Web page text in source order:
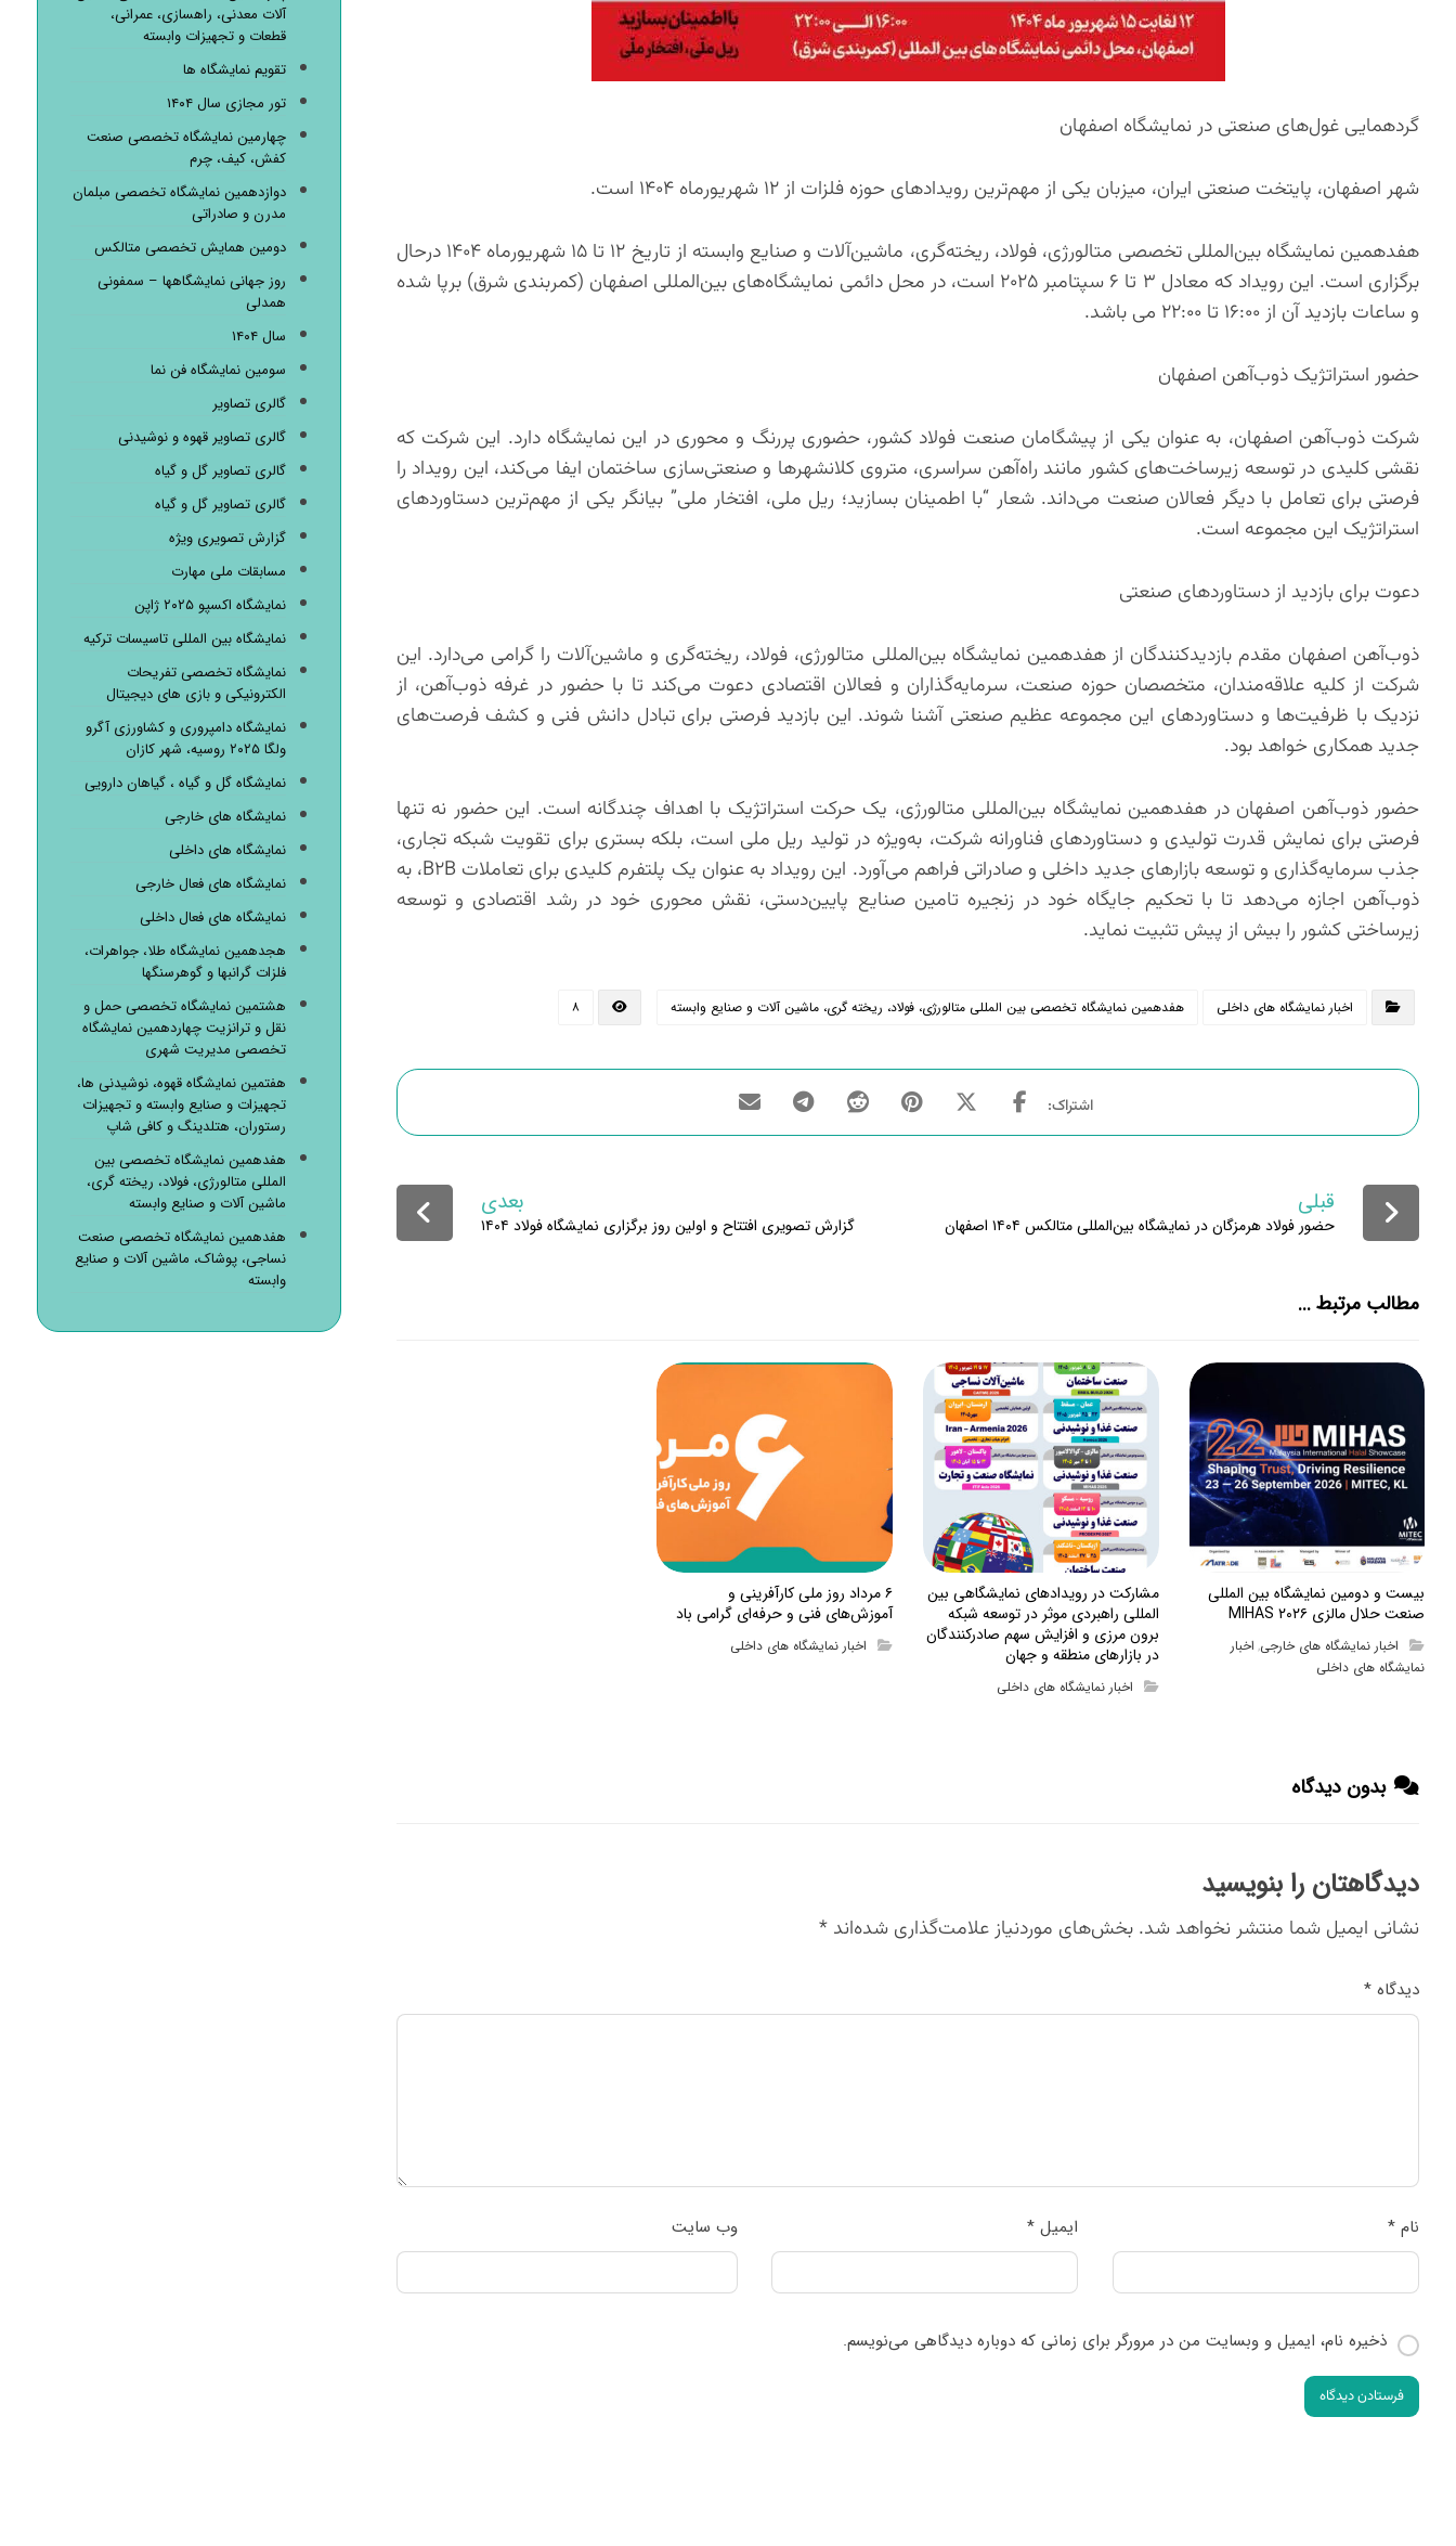
گردهمایی غول‌های صنعتی در نمایشگاه اصفهان
شهر اصفهان، پایتخت صنعتی ایران، میزبان یکی از مهم‌ترین رویدادهای حوزه فلزات از ۱۲ شهریورماه ۱۴۰۴ است.
هفدهمین نمایشگاه بین‌المللی تخصصی متالورژی، فولاد، ریخته‌گری، ماشین‌آلات و صنایع وابسته از تاریخ ۱۲ تا ۱۵ شهریورماه ۱۴۰۴ درحال
برگزاری است. این رویداد که معادل ۳ تا ۶ سپتامبر ۲۰۲۵ است، در محل دائمی نمایشگاه‌های بین‌المللی اصفهان (کمربندی شرق) برپا شده
و ساعات بازدید آن از ۱۶:۰۰ تا ۲۲:۰۰ می باشد.
حضور استراتژیک ذوب‌آهن اصفهان
شرکت ذوب‌آهن اصفهان، به عنوان یکی از پیشگامان صنعت فولاد کشور، حضوری پررنگ و محوری در این نمایشگاه دارد. این شرکت که
نقشی کلیدی در توسعه زیرساخت‌های کشور مانند راه‌آهن سراسری، متروی کلانشهرها و صنعتی‌سازی ساختمان ایفا می‌کند، این رویداد را
فرصتی برای تعامل با دیگر فعالان صنعت می‌داند. شعار “با اطمینان بسازید؛ ریل ملی، افتخار ملی” بیانگر یکی از مهم‌ترین دستاوردهای
استراتژیک این مجموعه است.
دعوت برای بازدید از دستاوردهای صنعتی
ذوب‌آهن اصفهان مقدم بازدیدکنندگان از هفدهمین نمایشگاه بین‌المللی متالورژی، فولاد، ریخته‌گری و ماشین‌آلات را گرامی می‌دارد. این
شرکت از کلیه علاقه‌مندان، متخصصان حوزه صنعت، سرمایه‌گذاران و فعالان اقتصادی دعوت می‌کند تا با حضور در غرفه ذوب‌آهن، از
نزدیک با ظرفیت‌ها و دستاوردهای این مجموعه عظیم صنعتی آشنا شوند. این بازدید فرصتی برای تبادل دانش فنی و کشف فرصت‌های
جدید همکاری خواهد بود.
حضور ذوب‌آهن اصفهان در هفدهمین نمایشگاه بین‌المللی متالورژی، یک حرکت استراتژیک با اهداف چندگانه است. این حضور نه تنها
فرصتی برای نمایش قدرت تولیدی و دستاوردهای فناورانه شرکت، به‌ویژه در تولید ریل ملی است، بلکه بستری برای تقویت شبکه تجاری،
جذب سرمایه‌گذاری و توسعه بازارهای جدید داخلی و صادراتی فراهم می‌آورد. این رویداد به عنوان یک پلتفرم کلیدی برای تعاملات B۲B، به
ذوب‌آهن اجازه می‌دهد تا با تحکیم جایگاه خود در زنجیره تامین صنایع پایین‌دستی، نقش محوری خود در رشد اقتصادی و توسعه
زیرساختی کشور را بیش از پیش تثبیت نماید.
اخبار نمایشگاه های داخلی هفدهمین نمایشگاه تخصصی بین المللی متالورژی، فولاد، ریخته گری، ماشین آلات و صنایع وابسته ۸
قبلی
حضور فولاد هرمزگان در نمایشگاه بین‌المللی متالکس ۱۴۰۴ اصفهان
بعدی
گزارش تصویری افتتاح و اولین روز برگزاری نمایشگاه فولاد ۱۴۰۴
مطالب مرتبط ...
بیست و دومین نمایشگاه بین المللی
صنعت حلال مالزی MIHAS ۲۰۲۶
اخبار نمایشگاه های خارجی, اخبار
نمایشگاه های داخلی
مشارکت در رویدادهای نمایشگاهی بین
المللی راهبردی موثر در توسعه شبکه
برون مرزی و افزایش سهم صادرکنندگان
در بازارهای منطقه و جهان
اخبار نمایشگاه های داخلی
۶ مرداد روز ملی کارآفرینی و
آموزش‌های فنی و حرفه‌ای گرامی باد
اخبار نمایشگاه های داخلی
بدون دیدگاه
دیدگاهتان را بنویسید
نشانی ایمیل شما منتشر نخواهد شد. بخش‌های موردنیاز علامت‌گذاری شده‌اند *
دیدگاه *
نام * ایمیل * وب‌ سایت
ذخیره نام، ایمیل و وبسایت من در مرورگر برای زمانی که دوباره دیدگاهی می‌نویسم.
فرستادن دیدگاه
آلات معدنی، راهسازی، عمرانی،
قطعات و تجهیزات وابسته
تقویم نمایشگاه ها
تور مجازی سال ۱۴۰۴
چهارمین نمایشگاه تخصصی صنعت
کفش، کیف، چرم
دوازدهمین نمایشگاه تخصصی مبلمان
مدرن و صادراتی
دومین همایش تخصصی متالکس
روز جهانی نمایشگاهها – سمفونی
همدلی
سال ۱۴۰۴
سومین نمایشگاه فن نما
گالری تصاویر
گالری تصاویر قهوه و نوشیدنی
گالری تصاویر گل و گیاه
گالری تصاویر گل و گیاه
گزارش تصویری ویژه
مسابقات ملی مهارت
نمایشگاه اکسپو ۲۰۲۵ ژاپن
نمایشگاه بین المللی تاسیسات ترکیه
نمایشگاه تخصصی تفریحات
الکترونیکی و بازی های دیجیتال
نمایشگاه دامپروری و کشاورزی آگرو
ولگا ۲۰۲۵ روسیه، شهر کازان
نمایشگاه گل و گیاه ، گیاهان دارویی
نمایشگاه های خارجی
نمایشگاه های داخلی
نمایشگاه های فعال خارجی
نمایشگاه های فعال داخلی
هجدهمین نمایشگاه طلا، جواهرات،
فلزات گرانبها و گوهرسنگها
هشتمین نمایشگاه تخصصی حمل و
نقل و ترانزیت چهاردهمین نمایشگاه
تخصصی مدیریت شهری
هفتمین نمایشگاه قهوه، نوشیدنی ها،
تجهیزات و صنایع وابسته و تجهیزات
رستوران، هتلدینگ و کافی شاپ
هفدهمین نمایشگاه تخصصی بین
المللی متالورژی، فولاد، ریخته گری،
ماشین آلات و صنایع وابسته
هفدهمین نمایشگاه تخصصی صنعت
نساجی، پوشاک، ماشین آلات و صنایع
وابسته